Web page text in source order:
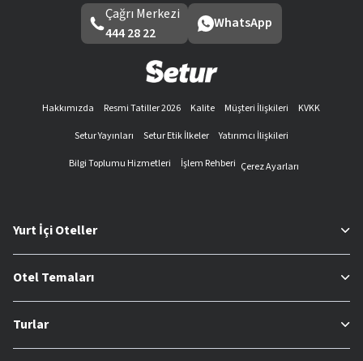
Çağrı Merkezi
444 28 22
WhatsApp
Hakkımızda Resmi Tatiller 2026 Kalite Müşteri İlişkileri
KVKK
Setur Yayınları
Setur Etik İlkeler
Yatırımcı İlişkileri
Bilgi Toplumu Hizmetleri
İşlem Rehberi Çerez Ayarları
Yurt İçi Oteller
Otel Temaları
Turlar